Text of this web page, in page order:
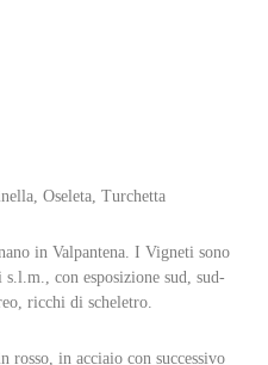
Oseleta, Turchetta
in Valpantena. I Vigneti sono
con esposizione sud, sud-
ricchi di scheletro.
rosso, in acciaio con successivo